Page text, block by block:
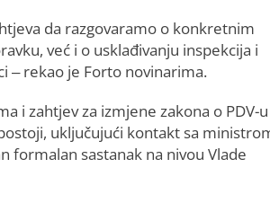
da razgovaramo o konkretnim
već i o usklađivanju inspekcija i
– rekao je Forto novinarima.
i zahtjev za izmjene zakona o PDV-
uključujući kontakt sa
formalan sastanak na nivou Vlade